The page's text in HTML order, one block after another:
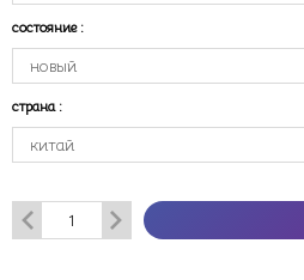
состояние :
страна :